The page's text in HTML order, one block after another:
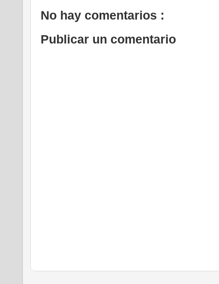
No hay comentarios :
Publicar un comentario